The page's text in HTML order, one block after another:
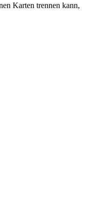
Karten trennen kann,